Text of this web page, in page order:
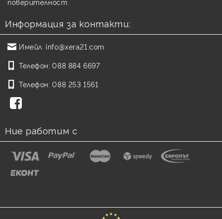
Информация за контакти:
Имейл: info@xera21.com
Телефон: 088 884 6697
Телефон: 088 253 1561
Ние работим с